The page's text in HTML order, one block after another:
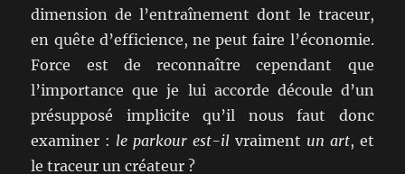
dimension de l’entraînement dont le traceur,
en quête d’efficience, ne peut faire l’économie.
Force est de reconnaître cependant que
l’importance que je lui accorde découle d’un
présupposé implicite qu’il nous faut donc
examiner : le parkour est-il vraiment un art, et
le traceur un créateur ?